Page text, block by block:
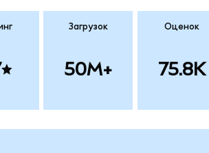
Загрузок
50M+
Оценок
75.8K